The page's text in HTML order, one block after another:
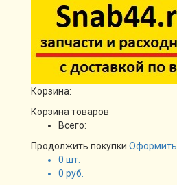
Корзина:
Корзина товаров
Всего:
Продолжить покупки Оформить
0 шт.
0 руб.